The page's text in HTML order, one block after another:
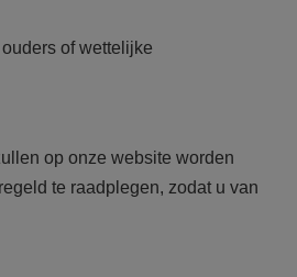
of wettelijke
op onze website worden
te raadplegen, zodat u van